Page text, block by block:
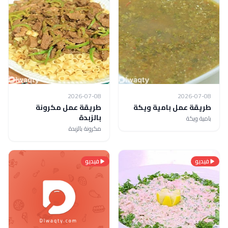
2026-07-08
طريقة عمل بامية ويكة
بامية ويكة
2026-07-08
طريقة عمل مكرونة
بالزبدة
مكرونة بالزبدة
فيديو فيديو